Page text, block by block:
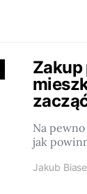
Zakup
Na
jak
Jakub